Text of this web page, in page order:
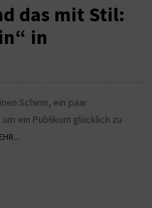
das mit Stil:
in
Schirm, ein paar
ein Publikum glücklich zu